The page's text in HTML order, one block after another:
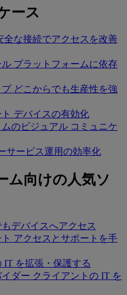
ース
全な接続でアクセスを改善
ル プラットフォームに依存
プ どこからでも生産性を強
ト デバイスの有効化
ムのビジュアル コミュニケ
サービス運用の効率化
ム向けの人気ソ
デバイスへアクセス
ト アクセスとサポートを手
IT を拡張・保護する
ダー クライアントの IT を